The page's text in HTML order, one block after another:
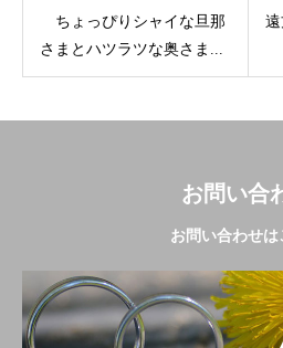
ちょっぴりシャイな旦那
さまとハツラツな奥さま...
遠
お問い合
お問い合わせは